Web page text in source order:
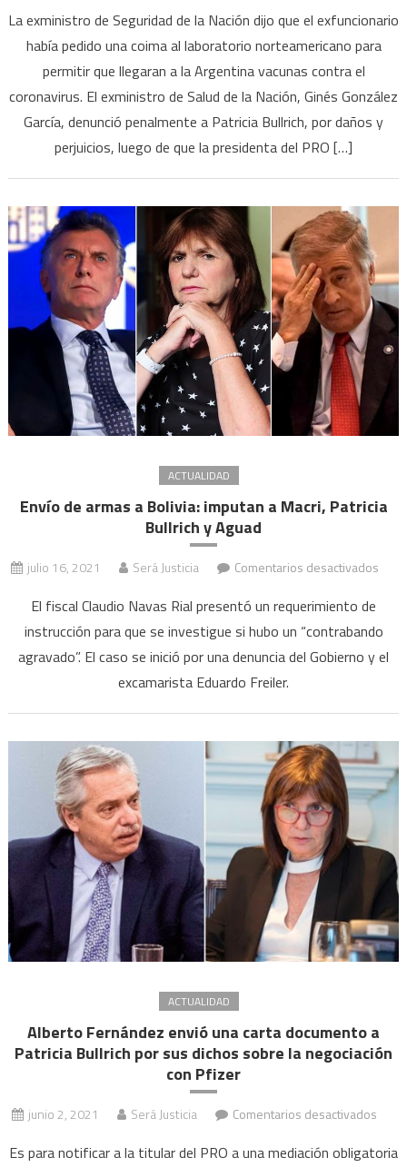
a
por
La exministro de Seguridad de la Nación dijo que el exfuncionario
había pedido una coima al laboratorio norteamericano para
permitir que llegaran a la Argentina vacunas contra el
coronavirus. El exministro de Salud de la Nación, Ginés González
García, denunció penalmente a Patricia Bullrich, por daños y
perjuicios, luego de que la presidenta del PRO […]
ACTUALIDAD
Envío de armas a Bolivia: imputan a Macri, Patricia
Bullrich y Aguad
julio 16, 2021 Será Justicia Comentarios desactivadosen
a
El fiscal Claudio Navas Rial presentó un requerimiento de
instrucción para que se investigue si hubo un “contrabando
agravado”. El caso se inició por una denuncia del Gobierno y el
excamarista Eduardo Freiler.
ACTUALIDAD
Alberto Fernández envió una carta documento a
Patricia Bullrich por sus dichos sobre la negociación
con Pfizer
junio 2, 2021 Será Justicia Comentarios desactivados
Es para notificar a la titular del PRO a una mediación obligatoria